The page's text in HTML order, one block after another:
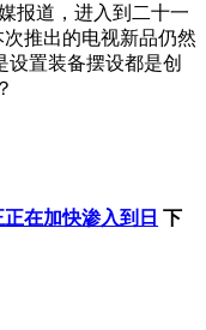
报道，进入到二十一
推出的电视新品仍然
置装备摆设都是创
在加快渗入到日 下